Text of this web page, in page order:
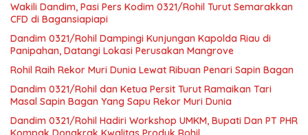
Wakili Dandim, Pasi Pers Kodim 0321/Rohil Turut Semarakkan
CFD di Bagansiapiapi
Dandim 0321/Rohil Dampingi Kunjungan Kapolda Riau di
Panipahan, Datangi Lokasi Perusakan Mangrove
Rohil Raih Rekor Muri Dunia Lewat Ribuan Penari Sapin Bagan
Dandim 0321/Rohil dan Ketua Persit Turut Ramaikan Tari
Masal Sapin Bagan Yang Sapu Rekor Muri Dunia
Dandim 0321/Rohil Hadiri Workshop UMKM, Bupati Dan PT PHR